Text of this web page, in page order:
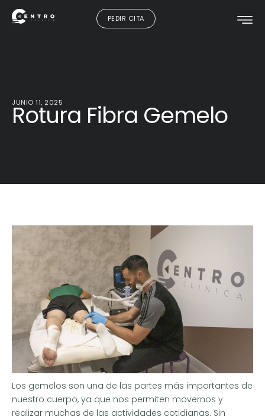
PEDIR CITA
JUNIO 11, 2025
Rotura Fibra Gemelo
Los gemelos son una de las partes más importantes de
nuestro cuerpo, ya que nos permiten movernos y
realizar muchas de las actividades cotidianas. Sin